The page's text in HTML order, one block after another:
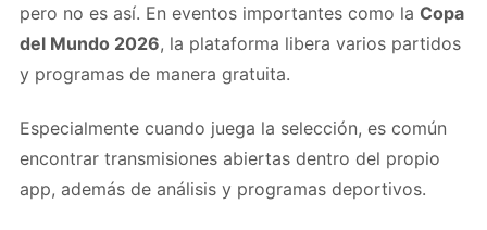
pero no es así. En eventos importantes como la Copa
del Mundo 2026, la plataforma libera varios partidos
y programas de manera gratuita.
Especialmente cuando juega la selección, es común
encontrar transmisiones abiertas dentro del propio
app, además de análisis y programas deportivos.